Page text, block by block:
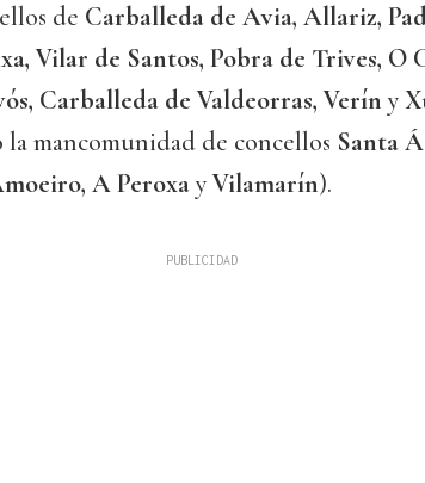
de Carballeda de Avia, Allariz,
Vilar de Santos, Pobra de Trives, O
Carballeda de Valdeorras, Verín y
la mancomunidad de concellos Santa
A PeroxayVilamarín).